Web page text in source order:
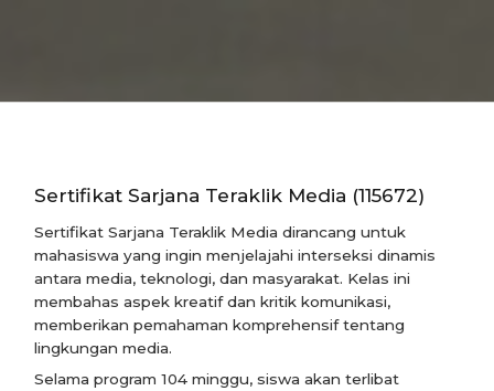
Sertifikat Sarjana Teraklik Media (115672)
Sertifikat Sarjana Teraklik Media dirancang untuk
mahasiswa yang ingin menjelajahi interseksi dinamis
antara media, teknologi, dan masyarakat. Kelas ini
membahas aspek kreatif dan kritik komunikasi,
memberikan pemahaman komprehensif tentang
lingkungan media.
Selama program 104 minggu, siswa akan terlibat